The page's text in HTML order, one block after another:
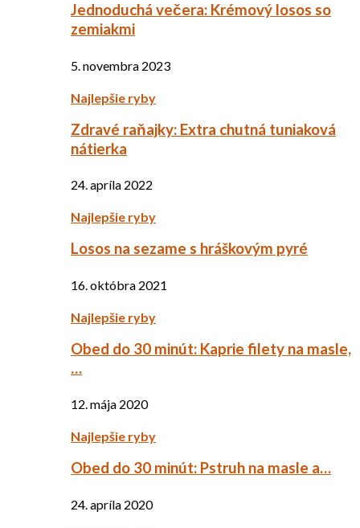
Jednoduchá večera: Krémový losos so
zemiakmi
5. novembra 2023
Najlepšie ryby
Zdravé raňajky: Extra chutná tuniaková
nátierka
24. apríla 2022
Najlepšie ryby
Losos na sezame s hráškovým pyré
16. októbra 2021
Najlepšie ryby
Obed do 30 minút: Kaprie filety na masle,
…
12. mája 2020
Najlepšie ryby
Obed do 30 minút: Pstruh na masle a…
24. apríla 2020